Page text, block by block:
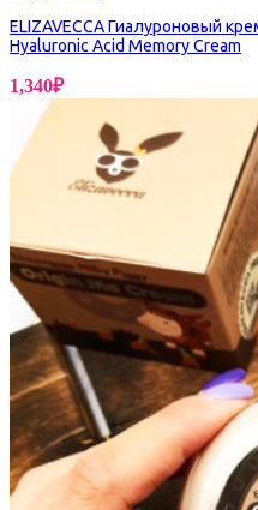
ELIZAVECCA Гиалуроновый
Hyaluronic Acid Memory Cream
1,340₽